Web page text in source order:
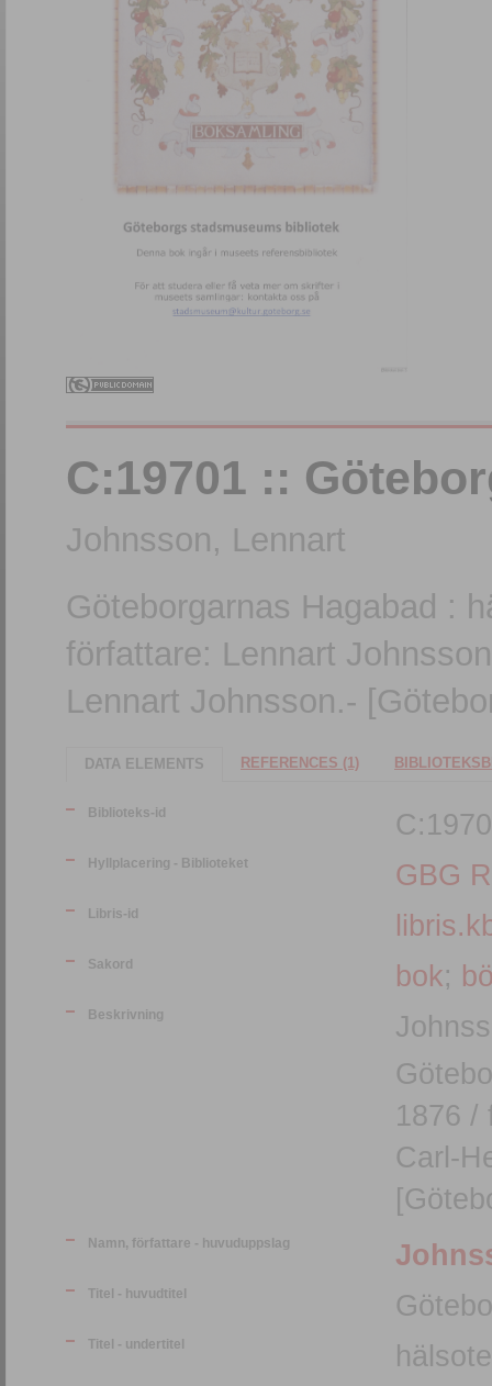
C:19701 ::
Johnsson, Lennart
Göteborgarnas Hagabad :
författare: Lennart
Lennart Johnsson.-
DATA ELEMENTS REFERENCES (1)
Biblioteks-id
Hyllplacering - Biblioteket GBG R
Libris-id
Sakord bok;
Beskrivning
1876 /
Carl-
Namn, författare - huvuduppslag
Titel - huvudtitel
Titel - undertitel